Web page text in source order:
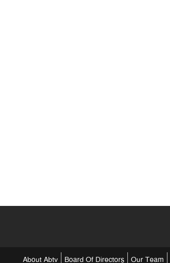
About Abtv Board Of Directors Our Team